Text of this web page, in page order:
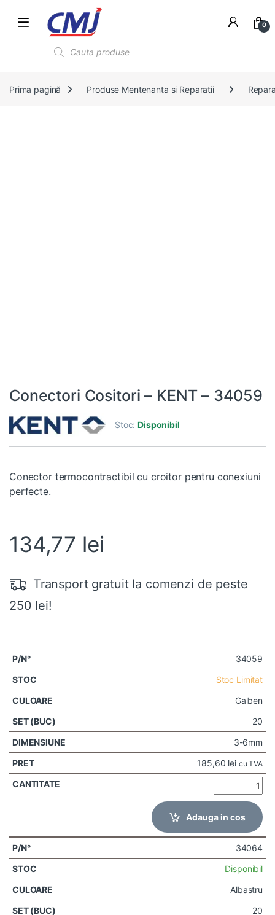
0
Prima pagină Produse Mentenanta si Reparatii
Conectori Cositori – KENT – 34059
Stoc:Disponibil
Conector termocontractibil cu croitor pentru conexiuni
perfecte.
134,77 lei
Transport gratuit la comenzi de peste
250 lei!
34059
Stoc Limitat
Galben
20
3-6mm
185,60 lei cu TVA
Adauga in cos
34064
Disponibil
Albastru
20